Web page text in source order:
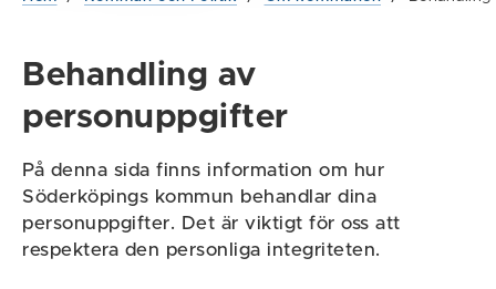
Behandling av
personuppgifter
På denna sida finns information om hur
Söderköpings kommun behandlar dina
personuppgifter. Det är viktigt för oss att
respektera den personliga integriteten.